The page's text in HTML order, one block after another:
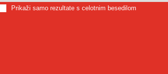
Prikaži samo rezultate s celotnim besedilom